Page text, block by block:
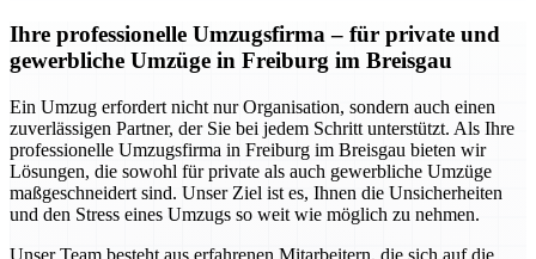
Ihre professionelle Umzugsfirma – für private und
gewerbliche Umzüge in Freiburg im Breisgau
Ein Umzug erfordert nicht nur Organisation, sondern auch einen
zuverlässigen Partner, der Sie bei jedem Schritt unterstützt. Als Ihre
professionelle Umzugsfirma in Freiburg im Breisgau bieten wir
Lösungen, die sowohl für private als auch gewerbliche Umzüge
maßgeschneidert sind. Unser Ziel ist es, Ihnen die Unsicherheiten
und den Stress eines Umzugs so weit wie möglich zu nehmen.